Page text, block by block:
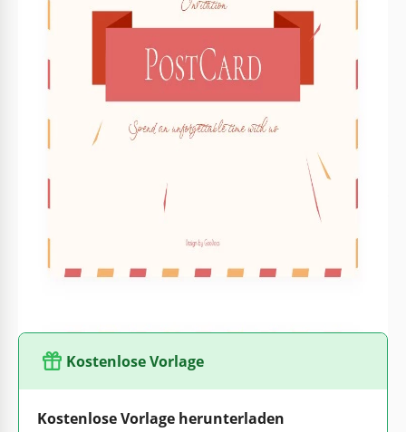
Nutzungsstatistiken
1 Downloads in diesem Monat
Über diese Vorlage
Laden Sie Ihre Gäste stilvoll mit unserer modernen
Einladungs-Postkarten-Vorlage ein. Dieses elegante und
raffinierte Design ist perfekt für jede Veranstaltung, sei es
eine Geburtstagsfeier, eine Hochzeit, eine
Geschäftsveranstaltung oder ein zwangloses Treffen. Die
Vorderseite der Postkarte setzt mit einer fesselnden Grafik
und wichtigen Details der Veranstaltung wie Datum, Uhrzeit
ausreichend Platz für eine persönliche Nachricht, damit sich
Ihre Gäste besonders und willkommen fühlen. Passen Sie es
Kostenlose Vorlage
Kostenlose Vorlage herunterladen